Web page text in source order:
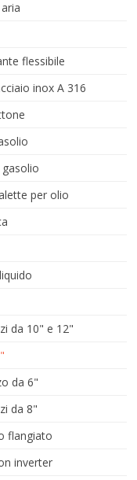
flessibile
inox A 316
per olio
da 10" e 12"
da 6"
da 8"
flangiato
inverter